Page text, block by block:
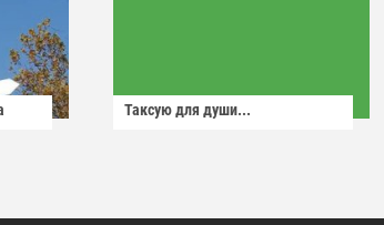
Таксую для души...